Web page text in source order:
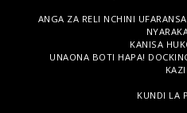
ANGA ZA RELI NCHINI
KANISA
UNAONA BOTI HAPA!
KUNDI LA